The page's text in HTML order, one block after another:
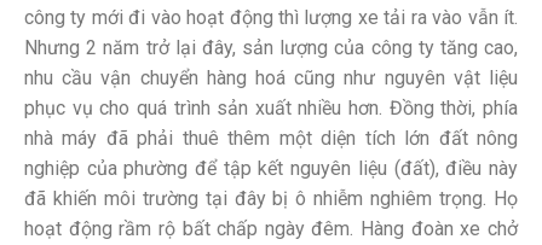
công ty mới đi vào hoạt động thì lượng xe tải ra vào vẫn ít.
Nhưng 2 năm trở lại đây, sản lượng của công ty tăng cao,
nhu cầu vận chuyển hàng hoá cũng như nguyên vật liệu
phục vụ cho quá trình sản xuất nhiều hơn. Đồng thời, phía
nhà máy đã phải thuê thêm một diện tích lớn đất nông
nghiệp của phường để tập kết nguyên liệu (đất), điều này
đã khiến môi trường tại đây bị ô nhiễm nghiêm trọng. Họ
hoạt động rầm rộ bất chấp ngày đêm. Hàng đoàn xe chở